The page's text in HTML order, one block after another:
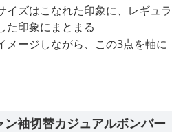
イズはこなれた印象に、レギュラ
た印象にまとまる
メージしながら、この3点を軸に
ン袖切替カジュアルボンバー